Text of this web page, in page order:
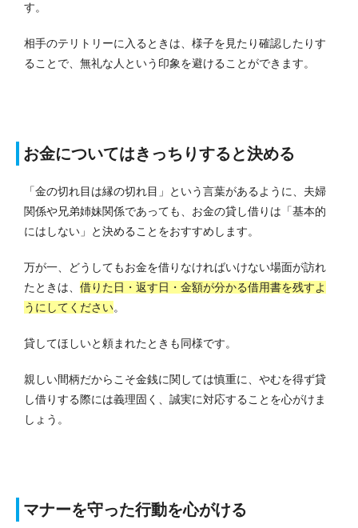
す。
相手のテリトリーに入るときは、様子を見たり確認したりす
ることで、無礼な人という印象を避けることができます。
お金についてはきっちりすると決める
「金の切れ目は縁の切れ目」という言葉があるように、夫婦
関係や兄弟姉妹関係であっても、お金の貸し借りは「基本的
にはしない」と決めることをおすすめします。
万が一、どうしてもお金を借りなければいけない場面が訪れ
たときは、 借りた日・返す日・金額が分かる借用書を残すよ
うにしてください。
貸してほしいと頼まれたときも同様です。
親しい間柄だからこそ金銭に関しては慎重に、やむを得ず貸
し借りする際には義理固く、誠実に対応することを心がけま
しょう。
マナーを守った行動を心がける